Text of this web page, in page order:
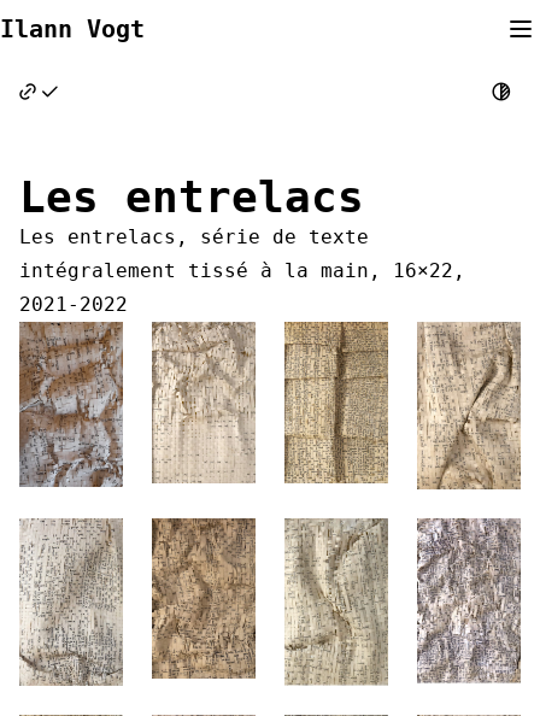
to
Ilann Vogt
Les entrelacs
Les entrelacs, série de texte
intégralement tissé à la main, 16×22,
2021-2022